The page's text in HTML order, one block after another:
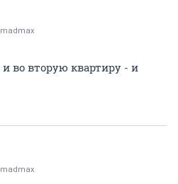
madmax
во вторую квартиру - и
madmax